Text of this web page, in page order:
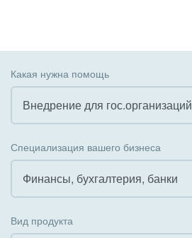
Какая нужна помощь
Внедрение для гос.организаций
Внедрение КЭДО
Интеграция с 1С
Специализация вашего бизнеса
Финансы, бухгалтерия, банки
Вид продукта